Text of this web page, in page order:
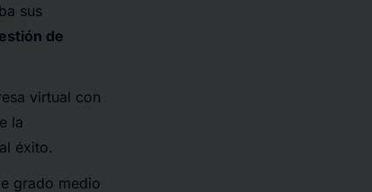
sus
de
virtual con
la
éxito.
grado medio